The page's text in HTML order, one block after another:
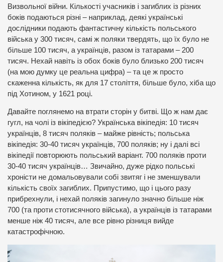
Визвольної війни. Кількості учасників і загиблих із різних
боків подаються різні – наприклад, деякі українські
дослідники подають фантастичну кількість польського
війська у 300 тисяч, самі ж поляки твердять, що їх було не
більше 100 тисяч, а українців, разом із татарами – 200
тисяч. Нехай навіть із обох боків було близько 200 тисяч
(на мою думку це реальна цифра) – та це ж просто
скаженна кількість, як для 17 століття, більше було, хіба що
під Хотином, у 1621 році.
Давайте поглянемо на втрати сторін у битві. Що ж нам дає
гугл, на чолі із вікіпедією? Українська вікіпедія: 10 тисяч
українців, 8 тисяч поляків – майже рівність; польська
вікіпедія: 30-40 тисяч українців, 700 поляків; ну і далі всі
вікіпедії повторюють польський варіант. 700 поляків проти
30-40 тисяч українців… Звичайно, дуже рідко польські
хроністи не домальовували собі звитяг і не зменшували
кількість своїх загиблих. Припустимо, що і цього разу
прибрехнули, і нехай поляків загинуло значно більше ніж
700 (та проти стотисячного війська), а українців із татарами
менше ніж 40 тисяч, але все рівно різниця вийде
катастрофічною.